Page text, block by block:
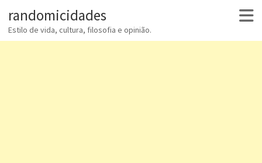
randomicidades
Estilo de vida, cultura, filosofia e opinião.